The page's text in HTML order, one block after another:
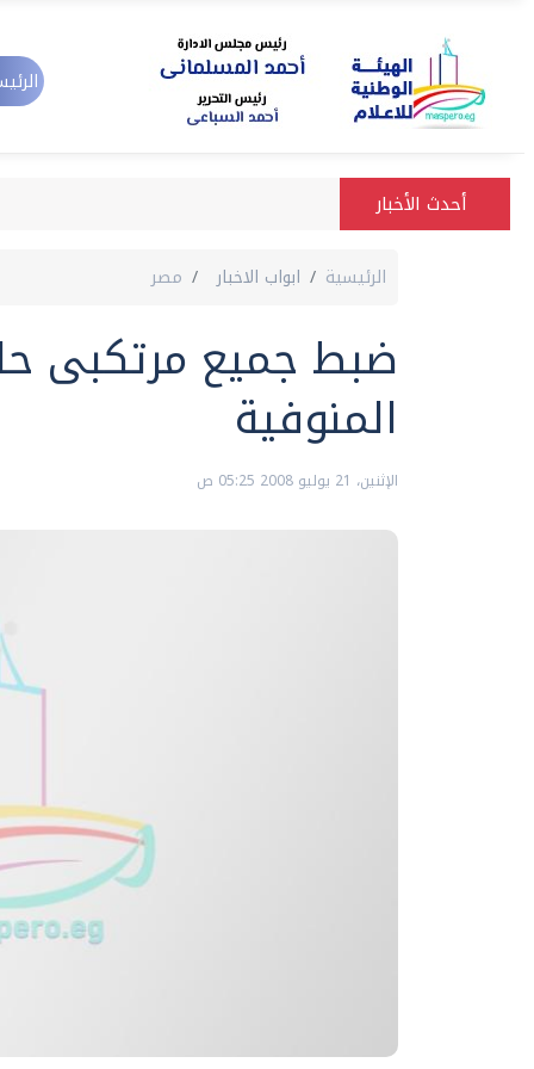
أحدث الأخبار
الرئيسية ابواب الاخبار مصر
ضبط جميع مرتكبى
المنوفية
الإثنين، 21 يوليو 2008 05:25 ص